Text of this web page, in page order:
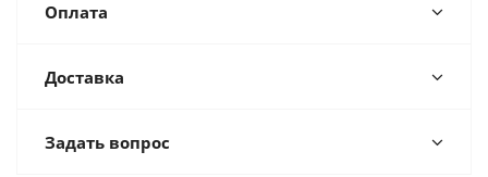
Оплата
Доставка
Задать вопрос